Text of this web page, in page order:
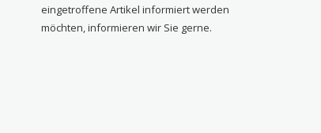
eingetroffene Artikel informiert werden
möchten, informieren wir Sie gerne.